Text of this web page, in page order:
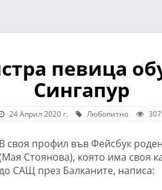
певица
Сингапур
24 Април 2020 г. Любопитно
В своя профил във Фейсбук
Стоянова), която има своя
до САЩ през Балканите, написа: